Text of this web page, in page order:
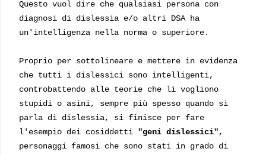
Questo vuol dire che qualsiasi persona con
diagnosi di dislessia e/o altri DSA ha
un'intelligenza nella norma o superiore.
Proprio per sottolineare e mettere in evidenza
che tutti i dislessici sono intelligenti,
controbattendo alle teorie che li vogliono
stupidi o asini, sempre più spesso quando si
parla di dislessia, si finisce per fare
l'esempio dei cosiddetti "geni dislessici",
personaggi famosi che sono stati in grado di